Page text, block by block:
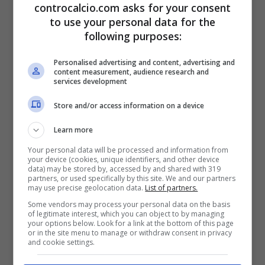
media assolutamente da retrocessione. Il
giornalista ha proseguito: “Non capisco le
scelte di Allegri, ha paura di mettere il tridente
e inserisce Alex Sandro e non Yildiz al posto
di Iling Jr”. Poi ha fatto riferimento al
Barcellona che lancia Yamal a 16 anni
mentre Allegri ha paura nel lanciare Yildiz e
alcune sue scelte sono vergognose. E non
big italiane – la Juve gioca solo in serie A e
non ha il problema delle Coppe Europee.
controcalcio.com asks for your consent
to use your personal data for the
following purposes:
Personalised advertising and content, advertising and
content measurement, audience research and
services development
Store and/or access information on a device
Learn more
Your personal data will be processed and information from
your device (cookies, unique identifiers, and other device
data) may be stored by, accessed by and shared with 319
partners, or used specifically by this site. We and our partners
may use precise geolocation data. List of partners.
Some vendors may process your personal data on the basis
of legitimate interest, which you can object to by managing
your options below. Look for a link at the bottom of this page
or in the site menu to manage or withdraw consent in privacy
and cookie settings.